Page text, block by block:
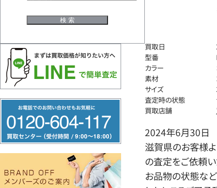
リ
ー
ヤ
買取日
型番
カラー
素材
サイズ
査定時の状態
買取店舗
2024年6月30日
滋賀県のお客様
の査定をご依頼い
お品物の状態など